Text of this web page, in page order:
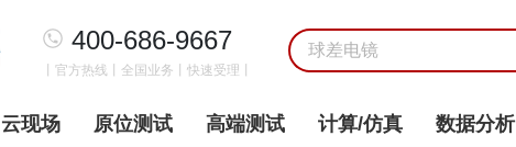
400-686-9667
丨官方热线丨全国业务丨快速受理丨
云现场 原位测试 高端测试 计算/仿真 数据分析